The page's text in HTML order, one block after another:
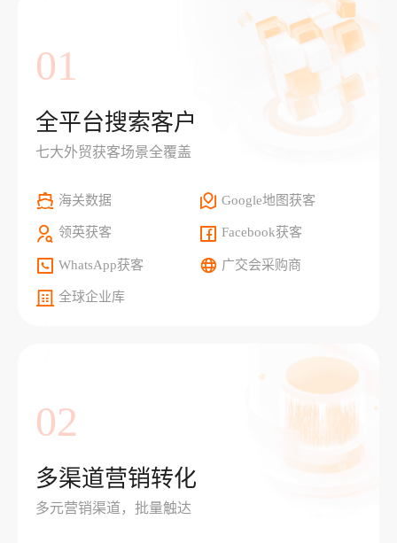
01
全平台搜索客户
七大外贸获客场景全覆盖
海关数据 Google地图获客
领英获客 Facebook获客
WhatsApp获客 广交会采购商
全球企业库
02
多渠道营销转化
多元营销渠道，批量触达